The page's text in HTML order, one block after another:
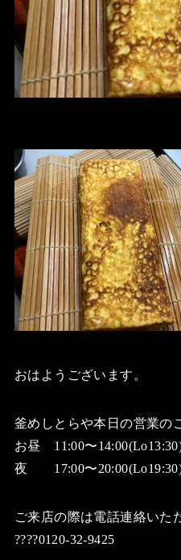
おはようございます。
釜めしとらや本日の営業の
お昼 11:00〜
夜 17:00〜
ご来店の際は電話連絡いた
????0120-32-9425